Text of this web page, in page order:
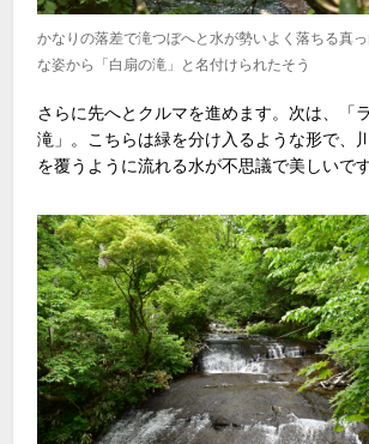
かなりの落差で滝つぼへと水が勢いよく落ちる真
な姿から「白扇の滝」と名付けられたそう
さらに先へとクルマを進めます。次は、「
滝」。こちらは緑を分け入るような形で、
を覆うように流れる水が不思議で美しいです